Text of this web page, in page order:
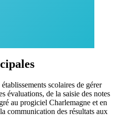
scolaires de gérer
évaluations, de la saisie des notes
au progiciel Charlemagne et en
communication des résultats aux